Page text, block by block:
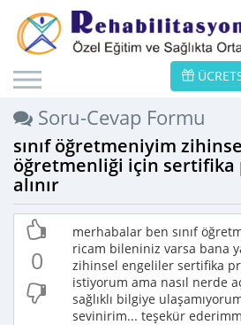
Soru-Cevap Formu
sınıf öğretmeniyim
öğretmenliği için sertifika
alınır
0
merhabalar ben sınıf
ricam bileniniz varsa bana
zihinsel engeliler sertifika
istiyorum ama nasıl nerde
sağlıklı bilgiye
sevinirim... teşekür ederimm